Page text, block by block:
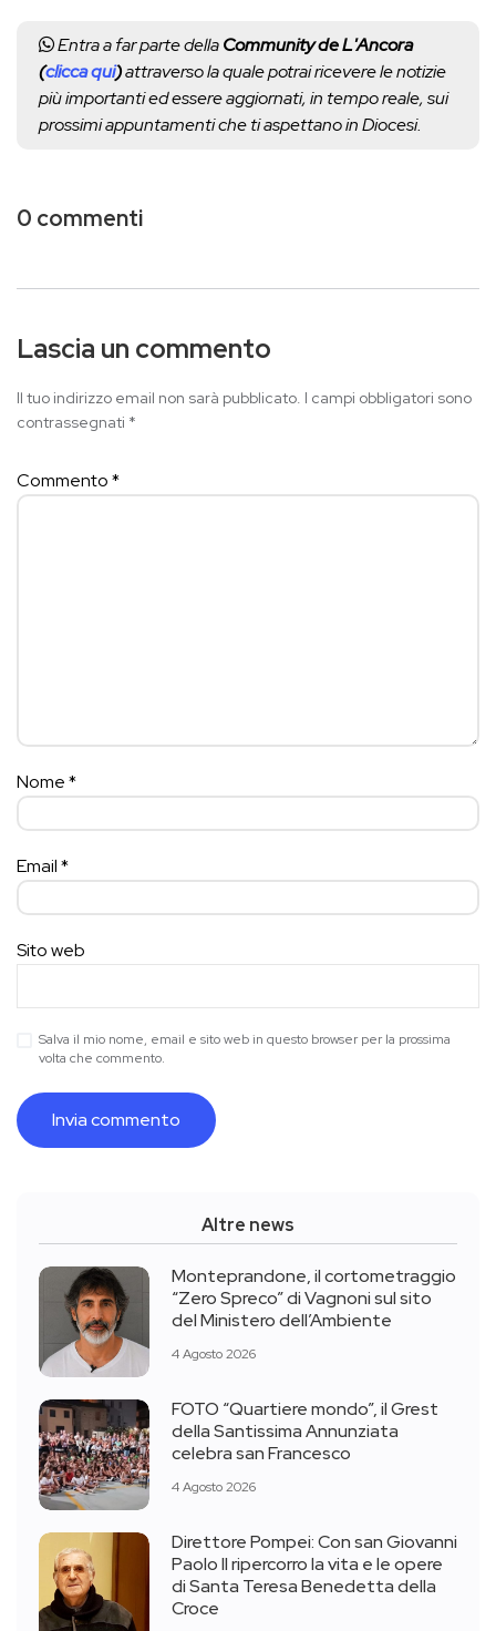
Entra a far parte dellaCommunity de L'Ancora
(clicca qui)attraverso la quale potrai ricevere le notizie
più importanti ed essere aggiornati, in tempo reale, sui
prossimi appuntamenti che ti aspettano in Diocesi.
0 commenti
Lascia un commento
Il tuo indirizzo email non sarà pubblicato. I campi obbligatori sono
contrassegnati *
Commento*
Nome*
Email*
Sito web
Salva il mio nome, email e sito web in questo browser per la prossima
volta che commento.
Altre news
Monteprandone, il cortometraggio
“Zero Spreco” di Vagnoni sul sito
del Ministero dell’Ambiente
4 Agosto 2026
FOTO “Quartiere mondo”, il Grest
della Santissima Annunziata
celebra san Francesco
4 Agosto 2026
Direttore Pompei: Con san Giovanni
Paolo II ripercorro la vita e le opere
di Santa Teresa Benedetta della
Croce